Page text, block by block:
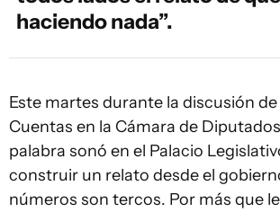
haciendo nada”.
Este martes durante la discusión
Cuentas en la Cámara de
palabra sonó en el Palacio
construir un relato desde el
números son tercos. Por más que